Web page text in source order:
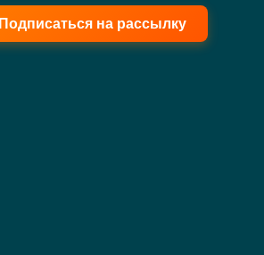
Подписаться на рассылку